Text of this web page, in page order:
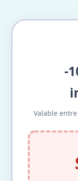
-
Valable